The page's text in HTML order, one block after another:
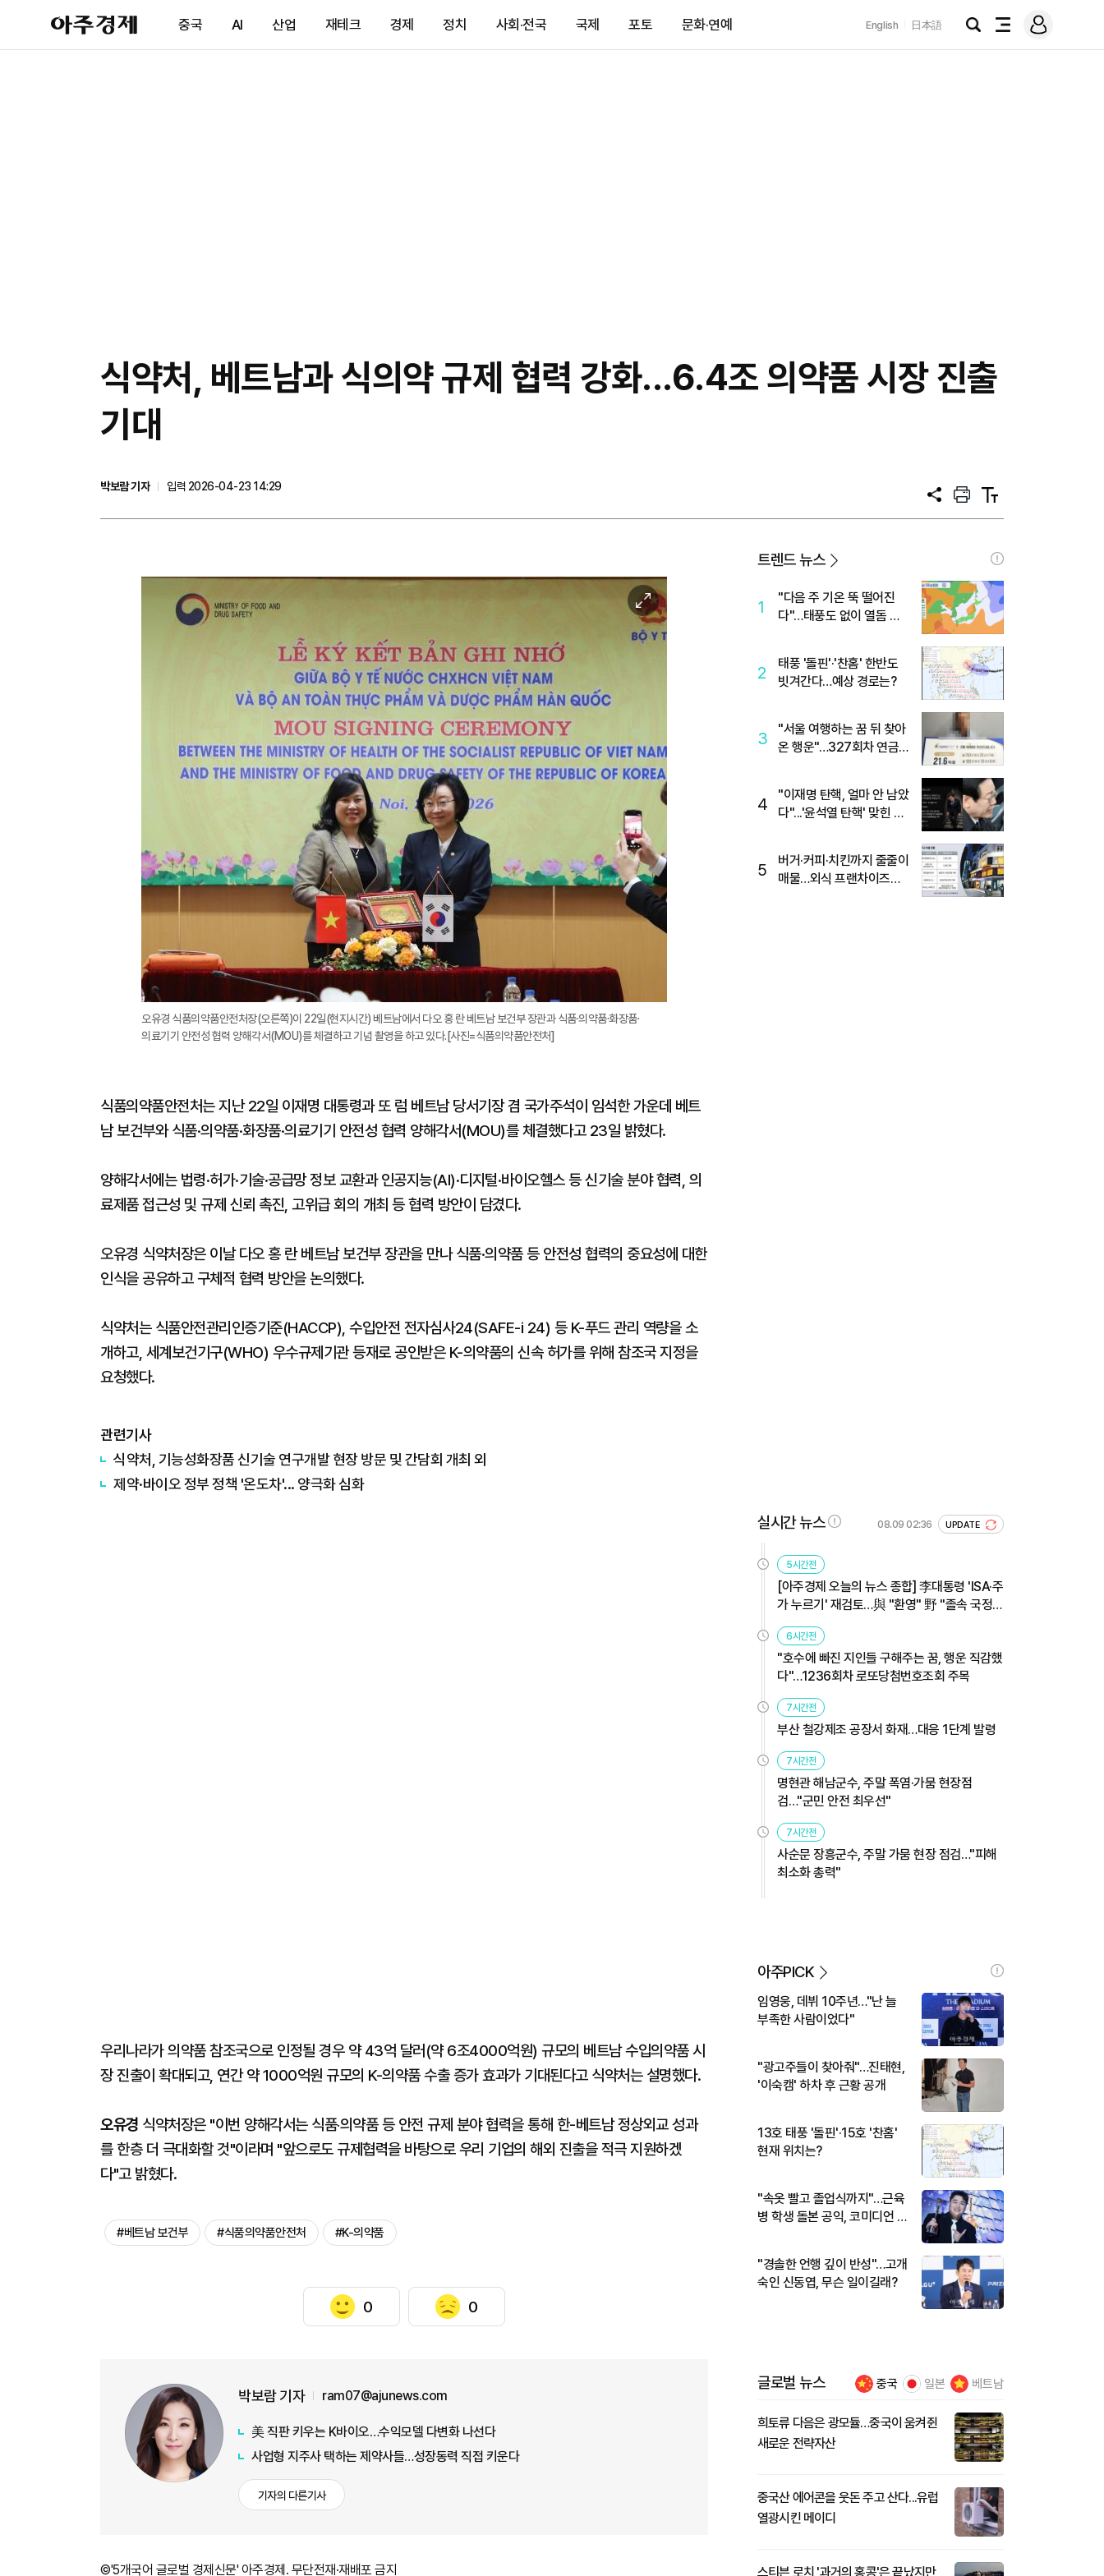
아
주
제
중국 AI 산업 재테크 경제 정치 사회·전국 국제 포토 문화·연예 English 日本語
검
전
메
그
식약처, 베트남과 식의약 규제 협력 강화...6.4조 의약품 시장 진출
기대
박보람 기자
입력 2026-04-23 14:29
공
프
트
텍
트
이
미
지
오유경 식품의약품안전처장(오른쪽)이 22일(현지시간) 베트남에서 다오 홍 란 베트남 보건부 장관과 식품·의약품·화장품·
의료기기 안전성 협력 양해각서(MOU)를 체결하고 기념 촬영을 하고 있다.[사진=식품의약품안전처]
식품의약품안전처는 지난 22일 이재명 대통령과 또 럼 베트남 당서기장 겸 국가주석이 임석한 가운데 베트
남 보건부와 식품·의약품·화장품·의료기기 안전성 협력 양해각서(MOU)를 체결했다고 23일 밝혔다.
양해각서에는 법령·허가·기술·공급망 정보 교환과 인공지능(AI)·디지털·바이오헬스 등 신기술 분야 협력, 의
료제품 접근성 및 규제 신뢰 촉진, 고위급 회의 개최 등 협력 방안이 담겼다.
오유경 식약처장은 이날 다오 홍 란 베트남 보건부 장관을 만나 식품·의약품 등 안전성 협력의 중요성에 대한
인식을 공유하고 구체적 협력 방안을 논의했다.
식약처는 식품안전관리인증기준(HACCP), 수입안전 전자심사24(SAFE-i 24) 등 K-푸드 관리 역량을 소
개하고, 세계보건기구(WHO) 우수규제기관 등재로 공인받은 K-의약품의 신속 허가를 위해 참조국 지정을
요청했다.
관련기사
식약처, 기능성화장품 신기술 연구개발 현장 방문 및 간담회 개최 외
제약·바이오 정부 정책 '온도차'... 양극화 심화
우리나라가 의약품 참조국으로 인정될 경우 약 43억 달러(약 6조4000억원) 규모의 베트남 수입의약품 시
장 진출이 확대되고, 연간 약 1000억원 규모의 K-의약품 수출 증가 효과가 기대된다고 식약처는 설명했다.
오유경 식약처장은 "이번 양해각서는 식품‧의약품 등 안전 규제 분야 협력을 통해 한-베트남 정상외교 성과
를 한층 더 극대화할 것"이라며 "앞으로도 규제협력을 바탕으로 우리 기업의 해외 진출을 적극 지원하겠
다"고 밝혔다.
#베트남 보건부 #식품의약품안전처 #K-의약품
0 0
박보람 기자 ram07@ajunews.com
美 직판 키우는 K바이오…수익모델 다변화 나선다
사업형 지주사 택하는 제약사들…성장동력 직접 키운다
기자의 다른기사
©'5개국어 글로벌 경제신문' 아주경제. 무단전재·재배포 금지
트렌드 뉴스
1
"다음 주 기온 뚝 떨어진
다"…태풍도 없이 열돔 박
2
태풍 '돌핀'·'찬홈' 한반도
빗겨간다…예상 경로는?
3
"서울 여행하는 꿈 뒤 찾아
온 행운"…327회차 연금
4
"이재명 탄핵, 얼마 안 남았
다"...'윤석열 탄핵' 맞힌 무
5
버거·커피·치킨까지 줄줄이
매물…외식 프랜차이즈
실시간 뉴스 08.09 02:36 UPDATE
5시간전
[아주경제 오늘의 뉴스 종합] 李대통령 'ISA·주
가 누르기' 재검토…與 "환영" 野 "졸속 국정"
外
6시간전
"호수에 빠진 지인들 구해주는 꿈, 행운 직감했
다"…1236회차 로또당첨번호조회 주목
7시간전
부산 철강제조 공장서 화재…대응 1단계 발령
7시간전
명현관 해남군수, 주말 폭염·가뭄 현장점
검…"군민 안전 최우선"
7시간전
사순문 장흥군수, 주말 가뭄 현장 점검…"피해
최소화 총력"
아주PICK
임영웅, 데뷔 10주년…"난 늘
부족한 사람이었다"
"광고주들이 찾아줘"…진태현,
'이숙캠' 하차 후 근황 공개
13호 태풍 '돌핀'·15호 '찬홈'
현재 위치는?
"속옷 빨고 졸업식까지"…근육
병 학생 돌본 공익, 코미디언 김
"경솔한 언행 깊이 반성"…고개
숙인 신동엽, 무슨 일이길래?
글로벌 뉴스 중국 일본 베트남
희토류 다음은 광모듈…중국이 움켜쥔
새로운 전략자산
중국산 에어콘을 웃돈 주고 산다...유럽
열광시킨 메이디
스티븐 로치 '과거의 홍콩'은 끝났지만